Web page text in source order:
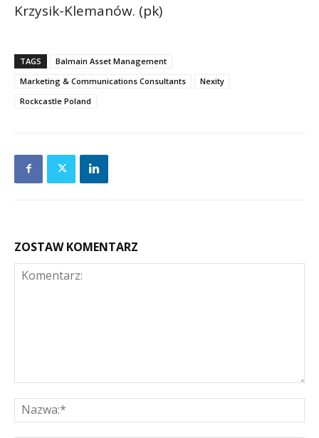
Krzysik-Klemanów. (pk)
TAGS
Balmain Asset Management
Marketing & Communications Consultants
Nexity
Rockcastle Poland
ZOSTAW KOMENTARZ